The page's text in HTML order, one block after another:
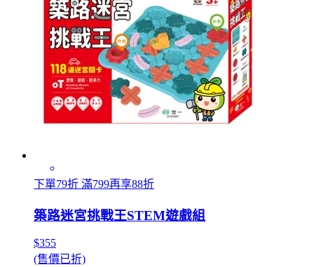
下單79折 滿799再享88折
築路迷宮挑戰王STEM遊戲組
$355
(售價已折)